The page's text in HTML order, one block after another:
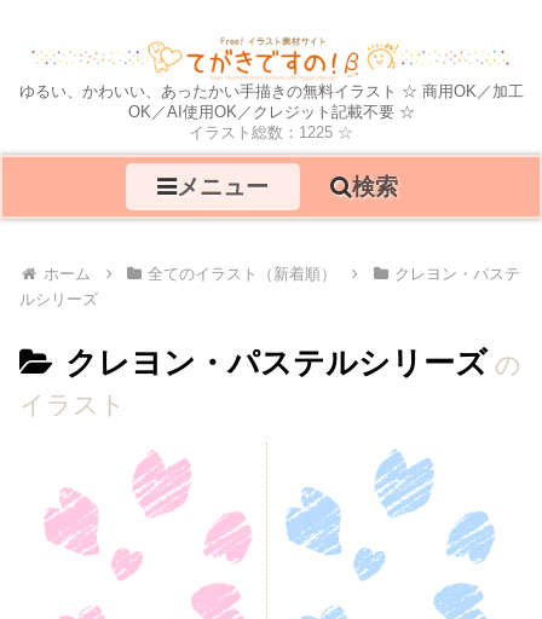
ゆるい、かわいい、あったかい手描きの無料イラスト ☆ 商用OK／加工
OK／AI使用OK／クレジット記載不要 ☆
イラスト総数：1225 ☆
メニュー 検索
ホーム 全てのイラスト（新着順）
クレヨン・パステ
ルシリーズ
クレヨン・パステルシリーズ